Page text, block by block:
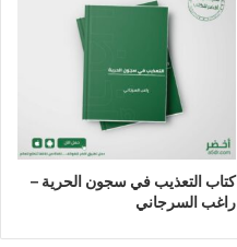
كتاب التعذيب في سجون الحرية –
راغب السرجاني